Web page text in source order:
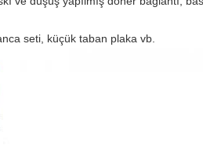
seti, küçük taban plaka vb.